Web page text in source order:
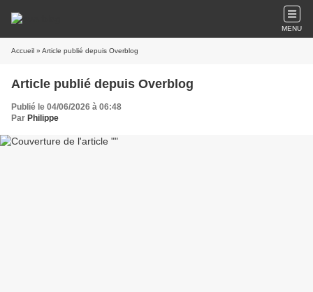
MENU
Accueil » Article publié depuis Overblog
Article publié depuis Overblog
Publié le 04/06/2026 à 06:48
Par Philippe